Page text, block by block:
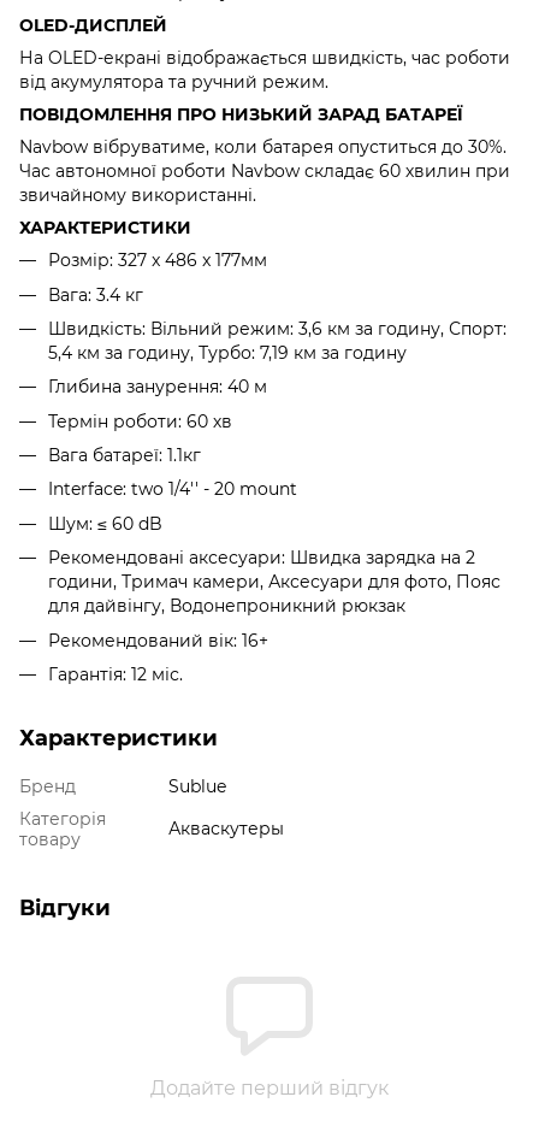
OLED-ДИСПЛЕЙ
На OLED-екрані відображається швидкість, час роботи
від акумулятора та ручний режим.
ПОВІДОМЛЕННЯ ПРО НИЗЬКИЙ ЗАРАД БАТАРЕЇ
Navbow вібруватиме, коли батарея опуститься до 30%.
Час автономної роботи Navbow складає 60 хвилин при
звичайному використанні.
ХАРАКТЕРИСТИКИ
Розмір: 327 x 486 x 177мм
Вага: 3.4 кг
Швидкість: Вільний режим: 3,6 км за годину, Спорт:
5,4 км за годину, Турбо: 7,19 км за годину
Глибина занурення: 40 м
Термін роботи: 60 хв
Вага батареї: 1.1кг
Interface: two 1/4'' - 20 mount
Шум: ≤ 60 dB
Рекомендовані аксесуари: Швидка зарядка на 2
години, Тримач камери, Аксесуари для фото, Пояс
для дайвінгу, Водонепроникний рюкзак
Рекомендований вік: 16+
Гарантія: 12 міс.
Характеристики
Бренд
Sublue
Категорія
товару
Акваскутеры
Відгуки
Додайте перший відгук